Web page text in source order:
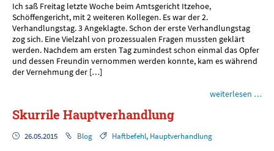
Ich saß Freitag letzte Woche beim Amtsgericht Itzehoe,
Schöffengericht, mit 2 weiteren Kollegen. Es war der 2.
Verhandlungstag. 3 Angeklagte. Schon der erste Verhandlungstag
zog sich. Eine Vielzahl von prozessualen Fragen mussten geklärt
werden. Nachdem am ersten Tag zumindest schon einmal das Opfer
und dessen Freundin vernommen werden konnte, kam es während
der Vernehmung der […]
weiterlesen …
Skurrile Hauptverhandlung
26.05.2015 Blog Haftbefehl, Hauptverhandlung